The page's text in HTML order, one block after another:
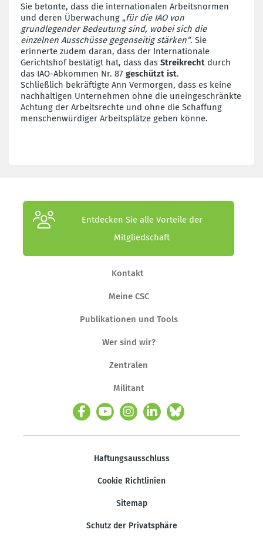
Sie betonte, dass die internationalen Arbeitsnormen
und deren Überwachung „für die IAO von
grundlegender Bedeutung sind, wobei sich die
einzelnen Ausschüsse gegenseitig stärken“. Sie
erinnerte zudem daran, dass der Internationale
Gerichtshof bestätigt hat, dass das Streikrecht durch
das IAO-Abkommen Nr. 87 geschützt ist.
Schließlich bekräftigte Ann Vermorgen, dass es keine
nachhaltigen Unternehmen ohne die uneingeschränkte
Achtung der Arbeitsrechte und ohne die Schaffung
menschenwürdiger Arbeitsplätze geben könne.
Entdecken Sie alle Vorteile der
Mitgliedschaft
Kontakt
Meine CSC
Publikationen und Tools
Wer sind wir?
Zentralen
Militant
Haftungsausschluss
Cookie Richtlinien
Sitemap
Schutz der Privatsphäre